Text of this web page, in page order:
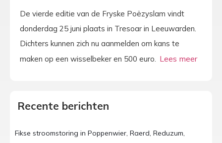
De vierde editie van de Fryske Poëzyslam vindt
donderdag 25 juni plaats in Tresoar in Leeuwarden.
Dichters kunnen zich nu aanmelden om kans te
maken op een wisselbeker en 500 euro.
Recente berichten
Fikse stroomstoring in Poppenwier, Raerd, Reduzum,